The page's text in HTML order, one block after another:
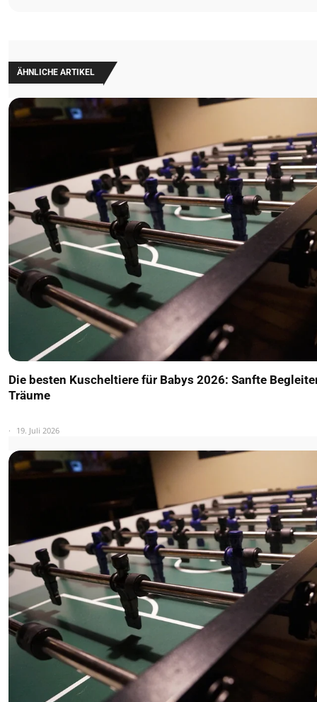
ÄHNLICHE ARTIKEL
Die besten Kuscheltiere für Babys 2026: Sanfte
Träume
19. Juli 2026